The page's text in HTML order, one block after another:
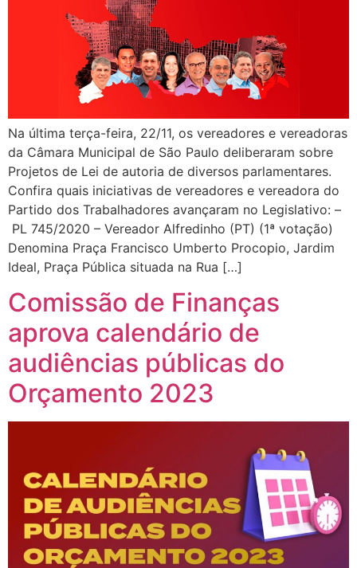
Na última terça-feira, 22/11, os vereadores e vereadoras
da Câmara Municipal de São Paulo deliberaram sobre
Projetos de Lei de autoria de diversos parlamentares.
Confira quais iniciativas de vereadores e vereadora do
Partido dos Trabalhadores avançaram no Legislativo: –
PL 745/2020 – Vereador Alfredinho (PT) (1ª votação)
Denomina Praça Francisco Umberto Procopio, Jardim
Ideal, Praça Pública situada na Rua […]
Comissão de Finanças
aprova calendário de
audiências públicas do
Orçamento 2023